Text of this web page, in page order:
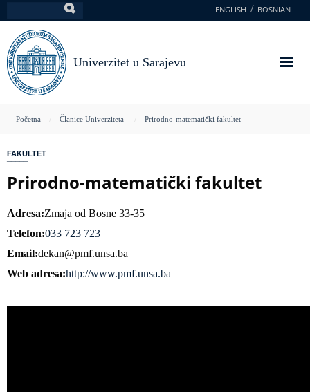
na
glavni
sadržaj
ENGLISH BOSNIAN
Univerzitet u Sarajevu
You
here
Početna Članice Univerziteta Prirodno-matematički fakultet
FAKULTET
Prirodno-matematički fakultet
Adresa Zmaja od Bosne 33-35
Telefon 033 723 723
Email dekan@pmf.unsa.ba
Web adresa http://www.pmf.unsa.ba